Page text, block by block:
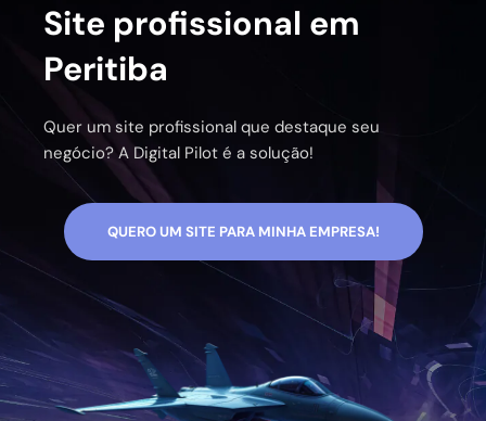
Site profissional em
Peritiba
Quer um site profissional que destaque seu
negócio? A Digital Pilot é a solução!
QUERO UM SITE PARA MINHA EMPRESA!